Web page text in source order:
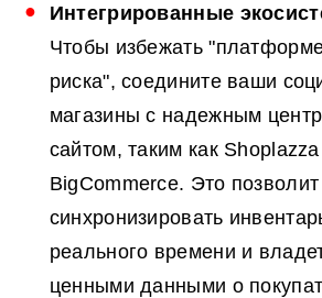
Интегрированные
Чтобы избежать
риска", соедините ваши
магазины с надежным
сайтом, таким как
BigCommerce. Это
синхронизировать
реального времени и
ценными данными о